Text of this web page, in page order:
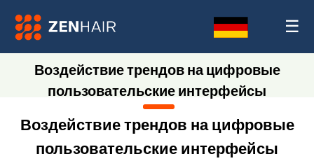
☰
Воздействие трендов на цифровые
пользовательские интерфейсы
Воздействие трендов на цифровые
пользовательские интерфейсы